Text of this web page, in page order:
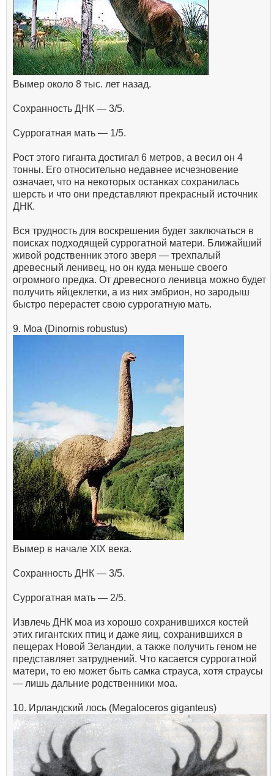
Вымер около 8 тыс. лет назад.
Сохранность ДНК — 3/5.
Суррогатная мать — 1/5.
Рост этого гиганта достигал 6 метров, а весил он 4
тонны. Его относительно недавнее исчезновение
означает, что на некоторых останках сохранилась
шерсть и что они представляют прекрасный источник
ДНК.
Вся трудность для воскрешения будет заключаться в
поисках подходящей суррогатной матери. Ближайший
живой родственник этого зверя — трехпалый
древесный ленивец, но он куда меньше своего
огромного предка. От древесного ленивца можно будет
получить яйцеклетки, а из них эмбрион, но зародыш
быстро перерастет свою суррогатную мать.
9. Моа (Dinornis robustus)
Вымер в начале XIX века.
Сохранность ДНК — 3/5.
Суррогатная мать — 2/5.
Извлечь ДНК моа из хорошо сохранившихся костей
этих гигантских птиц и даже яиц, сохранившихся в
пещерах Новой Зеландии, а также получить геном не
представляет затруднений. Что касается суррогатной
матери, то ею может быть самка страуса, хотя страусы
— лишь дальние родственники моа.
10. Ирландский лось (Megaloceros giganteus)